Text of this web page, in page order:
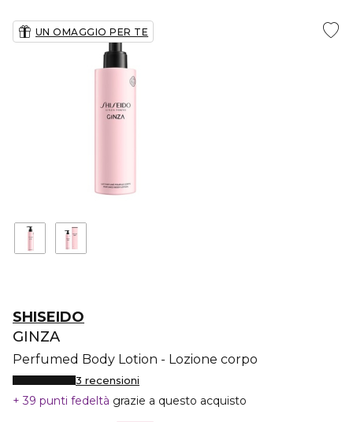
UN OMAGGIO PER TE
SHISEIDO
GINZA
Perfumed Body Lotion - Lozione corpo
3 recensioni
39 punti fedeltà grazie a questo acquisto